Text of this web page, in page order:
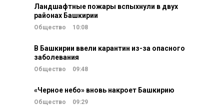
Ландшафтные пожары вспыхнули в двух
районах Башкирии
Общество 10:08
В Башкирии ввели карантин из-за опасного
заболевания
Общество 09:48
«Черное небо» вновь накроет Башкирию
Общество 09:29